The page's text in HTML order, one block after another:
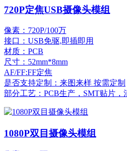
720P定焦USB摄像头模组
像素：720P/100万
接口：USB免驱,即插即用
材质：PCB
尺寸：52mm*8mm
AF/FF:FF定焦
是否支持定制：来图来样 按需定制
部分工艺：PCB生产，SMT贴片，
1080P双目摄像头模组